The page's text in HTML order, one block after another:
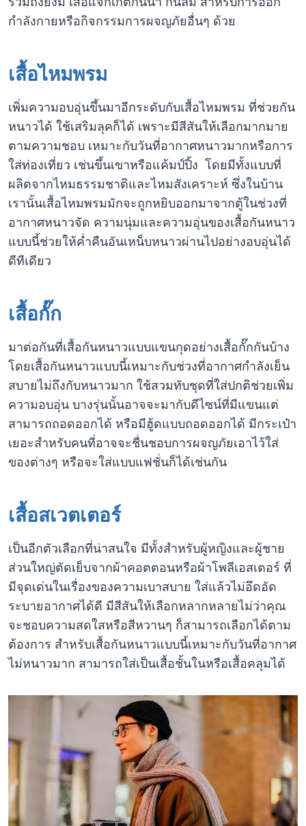
กำลังกายหรือกิจกรรมการผจญภัยอื่นๆ ด้วย
เสื้อไหมพรม
เพิ่มความอบอุ่นขึ้นมาอีกระดับกับเสื้อไหมพรม ที่ช่วยกัน
หนาวได้ ใช้เสริมลุคก็ได้ เพราะมีสีสันให้เลือกมากมาย
ตามความชอบ เหมาะกับวันที่อากาศหนาวมากหรือการ
ใส่ท่องเที่ยว เช่นขึ้นเขาหรือแค้มป์ปิ้ง โดยมีทั้งแบบที่
ผลิตจากไหมธรรมชาติและไหมสังเคราะห์ ซึ่งในบ้าน
เรานั้นเสื้อไหมพรมมักจะถูกหยิบออกมาจากตู้ในช่วงที่
อากาศหนาวจัด ความนุ่มและความอุ่นของเสื้อกันหนาว
แบบนี้ช่วยให้ค่ำคืนอันเหน็บหนาวผ่านไปอย่างอบอุ่นได้
ดีทีเดียว
เสื้อกั๊ก
มาต่อกันที่เสื้อกันหนาวแบบแขนกุดอย่างเสื้อกั๊กกันบ้าง
โดยเสื้อกันหนาวแบบนี้เหมาะกับช่วงที่อากาศกำลังเย็น
สบายไม่ถึงกับหนาวมาก ใช้สวมทับชุดที่ใส่ปกติช่วยเพิ่ม
ความอบอุ่น บางรุ่นนั้นอาจจะมากับดีไซน์ที่มีแขนแต่
สามารถถอดออกได้ หรือมีฮู้ดแบบถอดออกได้ มีกระเป๋า
เยอะสำหรับคนที่อาจจะชื่นชอบการผจญภัยเอาไว้ใส่
ของต่างๆ หรือจะใส่แบบแฟชั่นก็ได้เช่นกัน
เสื้อสเวตเตอร์
เป็นอีกตัวเลือกที่น่าสนใจ มีทั้งสำหรับผู้หญิงและผู้ชาย
ส่วนใหญ่ตัดเย็บจากผ้าคอตตอนหรือผ้าโพลีเอสเตอร์ ที่
มีจุดเด่นในเรื่องของความเบาสบาย ใส่แล้วไม่อึดอัด
ระบายอากาศได้ดี มีสีสันให้เลือกหลากหลายไม่ว่าคุณ
จะชอบความสดใสหรือสีหวานๆ ก็สามารถเลือกได้ตาม
ต้องการ สำหรับเสื้อกันหนาวแบบนี้เหมาะกับวันที่อากาศ
ไม่หนาวมาก สามารถใส่เป็นเสื้อชั้นในหรือเสื้อคลุมได้